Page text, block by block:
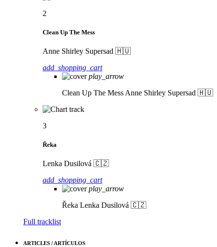
2
Clean Up The Mess
Anne Shirley Supersad 🇭🇺
add_shopping_cart
play_arrow
Clean Up The Mess Anne Shirley Supersad 🇭🇺
3
Řeka
Lenka Dusilová 🇨🇿
add_shopping_cart
play_arrow
Řeka Lenka Dusilová 🇨🇿
Full tracklist
ARTICLES / ARTÍCULOS